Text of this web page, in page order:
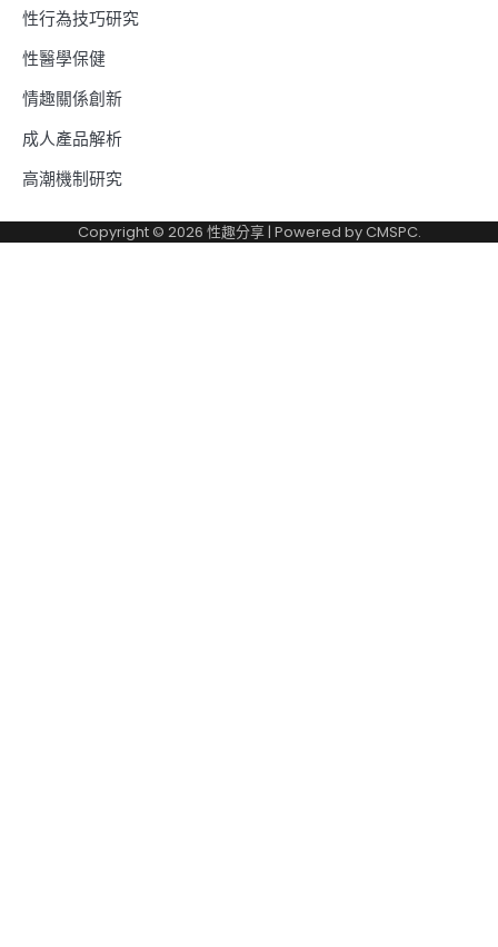
性行為技巧研究
性醫學保健
情趣關係創新
成人產品解析
高潮機制研究
Copyright © 2026 性趣分享| Powered byCMSPC.